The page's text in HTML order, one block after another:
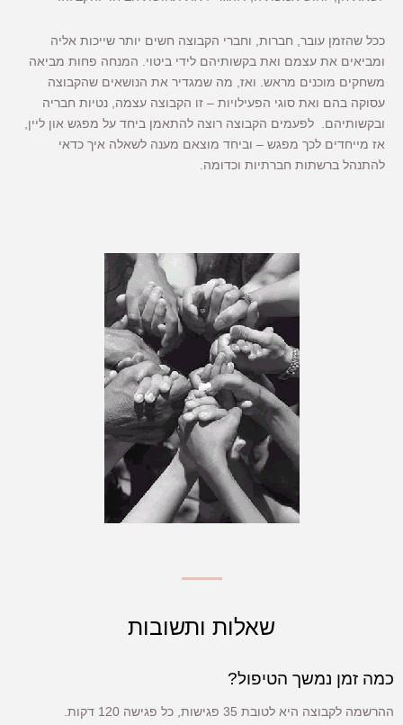
ככל שהזמן עובר, חברות, וחברי הקבוצה חשים יותר שייכות אליה
ומביאים את עצמם ואת בקשותיהם לידי ביטוי. המנחה פחות מביאה
משחקים מוכנים מראש. ואז, מה שמגדיר את הנושאים שהקבוצה
עסוקה בהם ואת סוגי הפעילויות – זו הקבוצה עצמה, נטיות חבריה
ובקשותיהם. לפעמים הקבוצה רוצה להתאמן ביחד על מפגש און ליין,
אז מייחדים לכך מפגש – וביחד מוצאם מענה לשאלה איך כדאי
להתנהל ברשתות חברתיות וכדומה.
שאלות ותשובות
כמה זמן נמשך הטיפול?
ההרשמה לקבוצה היא לטובת 35 פגישות, כל פגישה 120 דקות.